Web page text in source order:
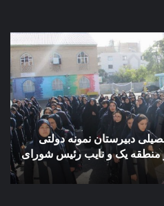
دبیرستان نمونه دولتی
منطقه یک و نایب رئیس شورای